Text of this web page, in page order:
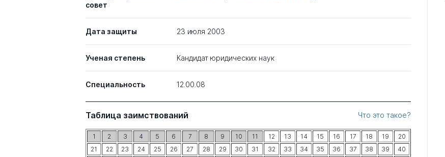
совет
Дата защиты 23 июля 2003
Ученая степень Кандидат юридических наук
Специальность 12.00.08
Таблица заимствований Что это такое?
1 2 3 4 5 6 7 8 9 10 11 12 13 14 15 16 17 18 19
20
21
22 23 24 25 26 27 28 29 30 31 32 33 34 35 36 37 38 39
40